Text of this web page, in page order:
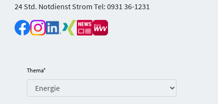
24 Std. Notdienst Strom Tel: 0931 36-1231
Thema*